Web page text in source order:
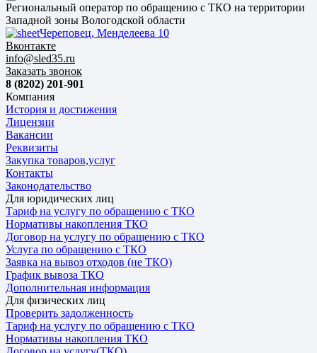
Региональный оператор по обращению с ТКО на территории
Западной зоны Вологодской области
Череповец, Менделеева 10
Вконтакте
info@sled35.ru
Заказать звонок
8 (8202) 201-901
Компания
История и достижения
Лицензии
Вакансии
Реквизиты
Закупка товаров,услуг
Контакты
Законодательство
Для юридических лиц
Тариф на услугу по обращению с ТКО
Нормативы накопления ТКО
Договор на услугу по обращению с ТКО
Услуга по обращению с ТКО
Заявка на вывоз отходов (не ТКО)
График вывоза ТКО
Дополнительная информация
Для физических лиц
Проверить задолженность
Тариф на услугу по обращению с ТКО
Нормативы накопления ТКО